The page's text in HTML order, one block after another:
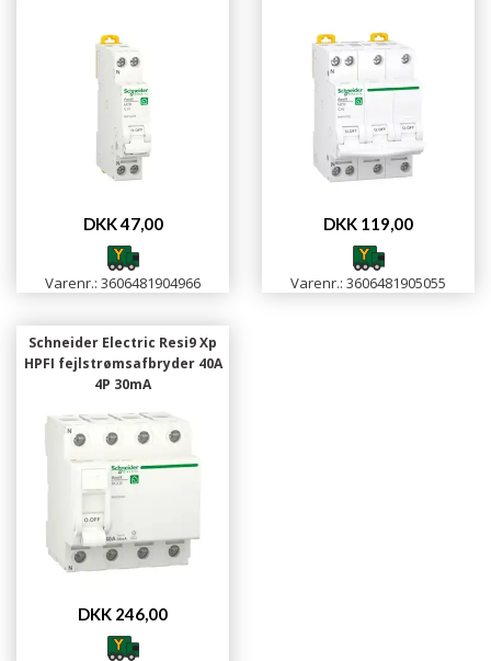
DKK 47,00
Varenr.: 3606481904966
DKK 119,00
Varenr.: 3606481905055
Schneider Electric Resi9 Xp
HPFI fejlstrømsafbryder 40A
4P 30mA
DKK 246,00